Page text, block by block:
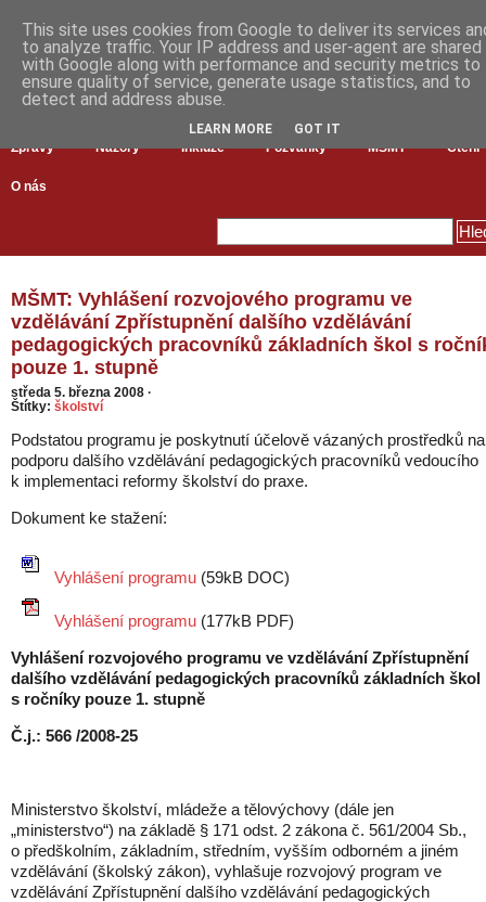
Zprávy Názory Inkluze Pozvánky MŠMT Čtení
O nás
MŠMT: Vyhlášení rozvojového programu ve
vzdělávání Zpřístupnění dalšího vzdělávání
pedagogických pracovníků základních škol s
pouze 1. stupně
středa 5. března 2008 ·
Štítky: školství
Podstatou programu je poskytnutí účelově vázaných prostředků na
podporu dalšího vzdělávání pedagogických pracovníků vedoucího
k implementaci reformy školství do praxe.
Dokument ke stažení:
Vyhlášení programu (59kB DOC)
Vyhlášení programu (177kB PDF)
Vyhlášení rozvojového programu ve vzdělávání Zpřístupnění
dalšího vzdělávání pedagogických pracovníků základních škol
s ročníky pouze 1. stupně
Č.j.: 566 /2008-25
Ministerstvo školství, mládeže a tělovýchovy (dále jen
„ministerstvo“) na základě § 171 odst. 2 zákona č. 561/2004 Sb.,
o předškolním, základním, středním, vyšším odborném a jiném
vzdělávání (školský zákon), vyhlašuje rozvojový program ve
vzdělávání Zpřístupnění dalšího vzdělávání pedagogických
This site uses cookies from Google to deliver its services
to analyze traffic. Your IP address and user-agent are shared
with Google along with performance and security metrics to
ensure quality of service, generate usage statistics, and to
detect and address abuse.
LEARN MORE GOT IT